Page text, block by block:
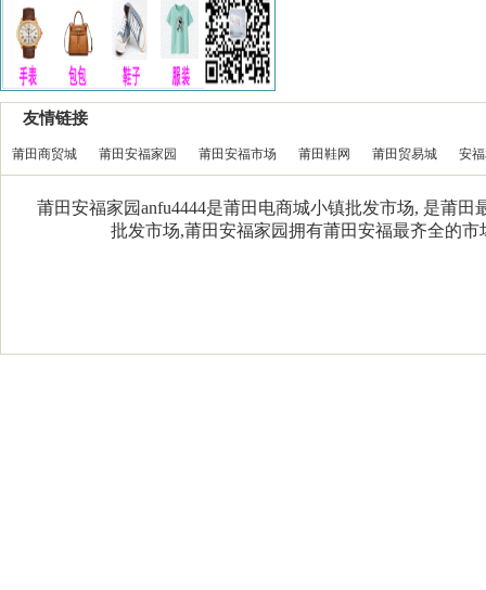
友情链接
莆田商贸城 莆田安福家园 莆田安福市场 莆田鞋网 莆田贸易城 安
莆田安福家园anfu4444是莆田电商城小镇批发市场, 是莆
批发市场,莆田安福家园拥有莆田安福最齐全的